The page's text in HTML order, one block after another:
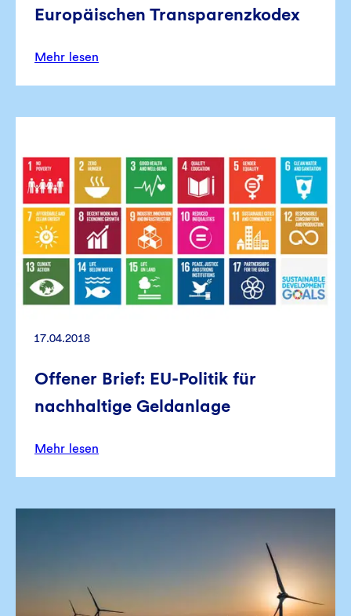
Europäischen Transparenzkodex
Mehr lesen
17.04.2018
Offener Brief: EU-Politik für
nachhaltige Geldanlage
Mehr lesen